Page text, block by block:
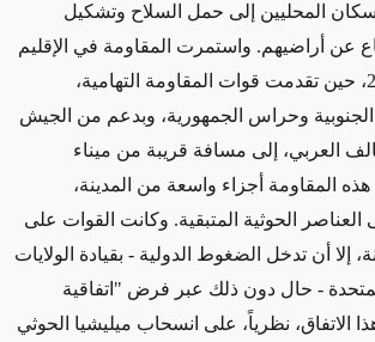
المحليين إلى حمل السلاح وتشكيل
عن أراضيهم. واستمرت المقاومة في الإقليم
حتى أواخر عام 2018، حين تقدمت قوات المقاومة التهامية،
الجنوبية وحراس الجمهورية، وبدعم من الجيش
العربي، إلى مسافة قريبة من ميناء
المقاومة أجزاء واسعة من المدينة،
الحوثية المتبقية. وكانت القوات على
إلا أن تدخل الضغوط الدولية - بقيادة الولايات
- حال دون ذلك عبر فرض "اتفاقية
الاتفاق، نظرياً، على انسحاب ميليشيا الحوثي